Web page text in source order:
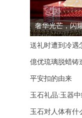
奢华光芒，闪
送礼时遭到冷遇
億优琉璃脱蜡铸
平安扣的由来
玉石礼品:玉器
玉石对人体有什